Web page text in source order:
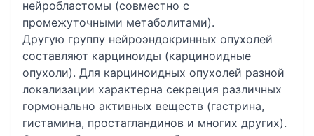
нейробластомы (совместно с
промежуточными метаболитами).
Другую группу нейроэндокринных опухолей
составляют карциноиды (карциноидные
опухоли). Для карциноидных опухолей разной
локализации характерна секреция различных
гормонально активных веществ (гастрина,
гистамина, простагландинов и многих других).